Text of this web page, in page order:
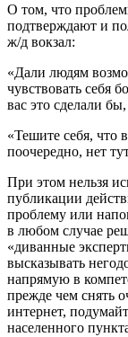
О том, что
подтверждают и
ж/д вокзал:
«Дали людям
чувствовать себя
вас это сделали
«Тешите себя, что
поочередно, нет
При этом нельзя
публикации
проблему или
в любом случае
«диванные
высказывать
напрямую в
прежде чем снять
интернет,
населенного